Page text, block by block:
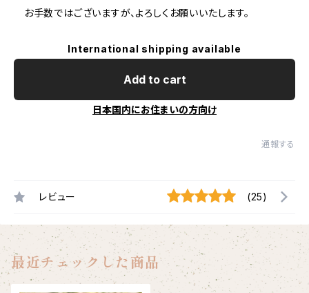
お手数ではございますが、よろしくお願いいたします。
International shipping available
Add to cart
日本国内にお住まいの方向け
通報する
レビュー (25)
最近チェックした商品